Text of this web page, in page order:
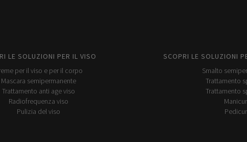
LE SOLUZIONI PER IL VISO
per il viso e per il corpo
Mascara semipermanente
Trattamento anti age viso
Radiofrequenza viso
Pulizia del viso
SCOPRI LE SOLUZIONI
Smalto
Trattamento
Trattamento